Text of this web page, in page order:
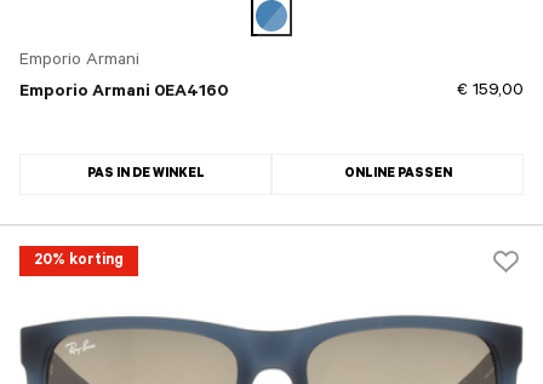
Emporio Armani
Emporio Armani 0EA4160
€ 159,00
PAS IN DE WINKEL ONLINE PASSEN
20% korting